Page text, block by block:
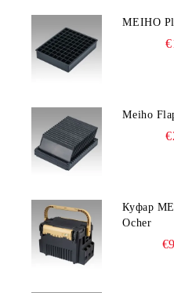
MEIHO
Meiho
Куфар
Ocher